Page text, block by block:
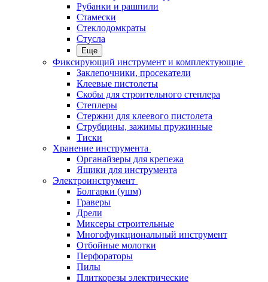
Рубанки и рашпили
Стамески
Стеклодомкраты
Стусла
Еще
Фиксирующий инструмент и комплектующие
Заклепочники, просекатели
Клеевые пистолеты
Скобы для строительного степлера
Степлеры
Стержни для клеевого пистолета
Струбцины, зажимы пружинные
Тиски
Хранение инструмента
Органайзеры для крепежа
Ящики для инструмента
Электроинструмент
Болгарки (ушм)
Граверы
Дрели
Миксеры строительные
Многофункциональный инструмент
Отбойные молотки
Перфораторы
Пилы
Плиткорезы электрические